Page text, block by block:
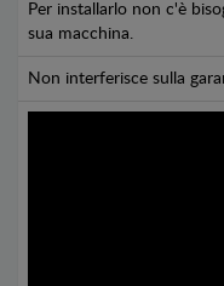
Per installarlo non c'è
sua macchina.
Non interferisce sulla